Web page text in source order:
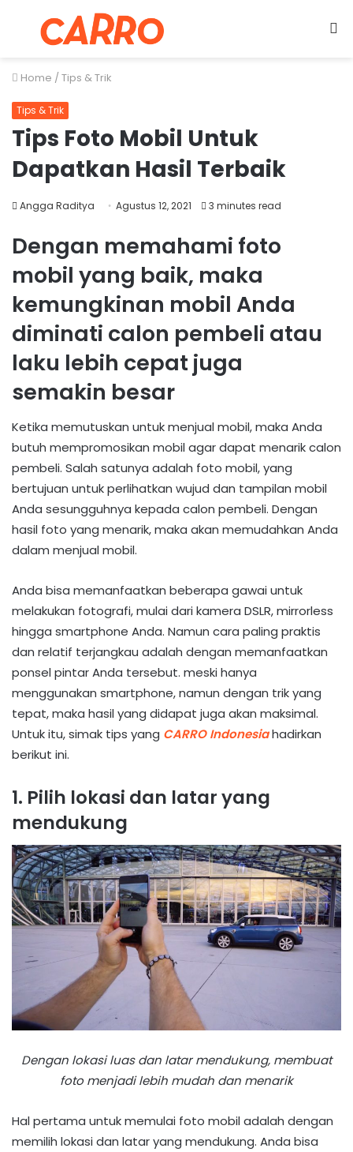
Menu
Home /Tips & Trik
Tips & Trik
Tips Foto Mobil Untuk
Dapatkan Hasil Terbaik
Angga Raditya Agustus 12, 2021 3 minutes read
Dengan memahami foto
mobil yang baik, maka
kemungkinan mobil Anda
diminati calon pembeli atau
laku lebih cepat juga
semakin besar
Ketika memutuskan untuk menjual mobil, maka Anda
butuh mempromosikan mobil agar dapat menarik calon
pembeli. Salah satunya adalah foto mobil, yang
bertujuan untuk perlihatkan wujud dan tampilan mobil
Anda sesungguhnya kepada calon pembeli. Dengan
hasil foto yang menarik, maka akan memudahkan Anda
dalam menjual mobil.
Anda bisa memanfaatkan beberapa gawai untuk
melakukan fotografi, mulai dari kamera DSLR, mirrorless
hingga smartphone Anda. Namun cara paling praktis
dan relatif terjangkau adalah dengan memanfaatkan
ponsel pintar Anda tersebut. meski hanya
menggunakan smartphone, namun dengan trik yang
tepat, maka hasil yang didapat juga akan maksimal.
Untuk itu, simak tips yang CARRO Indonesiahadirkan
berikut ini.
1. Pilih lokasi dan latar yang
mendukung
Dengan lokasi luas dan latar mendukung, membuat
foto menjadi lebih mudah dan menarik
Hal pertama untuk memulai foto mobil adalah dengan
memilih lokasi dan latar yang mendukung. Anda bisa